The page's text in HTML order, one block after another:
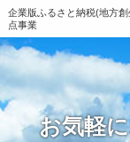
企業版ふるさと納税(地方
点事業
お気軽